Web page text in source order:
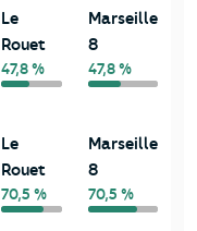
Le
Rouet
47,8 %
Marseille
8
47,8 %
Le
Rouet
70,5 %
Marseille
8
70,5 %